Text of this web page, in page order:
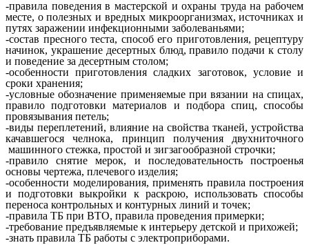
-правила поведения в мастерской и охраны труда на рабочем
месте, о полезных и вредных микроорганизмах, источниках и
путях заражении инфекционными заболеваньями;
-состав пресного теста, способ его приготовления, рецептуру
начинок, украшение десертных блюд, правило подачи к столу
и поведение за десертным столом;
-особенности приготовления сладких заготовок, условие и
сроки хранения;
-условные обозначение применяемые при вязании на спицах,
правило подготовки материалов и подбора спиц, способы
провязывания петель;
-виды переплетений, влияние на свойства тканей, устройства
качавшегося челнока, принцип получения двухниточного
машинного стежка, простой и зигзагообразной строчки;
-правило снятие мерок, и последовательность построенья
основы чертежа, плечевого изделия;
-особенности моделирования, применять правила построения
и подготовки выкройки к раскрою, использовать способы
переноса контрольных и контурных линий и точек;
-правила ТБ при ВТО, правила проведения примерки;
-требование предъявляемые к интерьеру детской и прихожей;
-знать правила ТБ работы с электроприборами.